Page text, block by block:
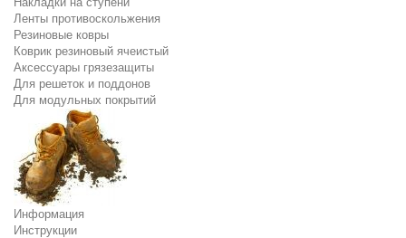
Ленты противоскольжения
Резиновые ковры
Коврик резиновый ячеистый
Аксессуары грязезащиты
Для решеток и поддонов
Для модульных покрытий
Информация
Инструкции